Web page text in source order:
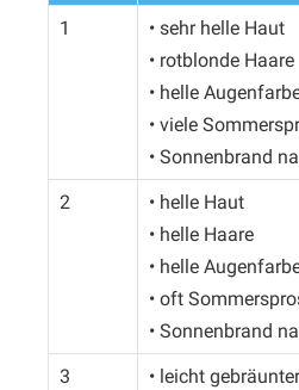
1
• sehr helle Haut
• rotblonde Haare
• helle
• viele
• Sonnenbrand
2
• helle Haut
• helle Haare
• helle
• oft
• Sonnenbrand
3
• leicht